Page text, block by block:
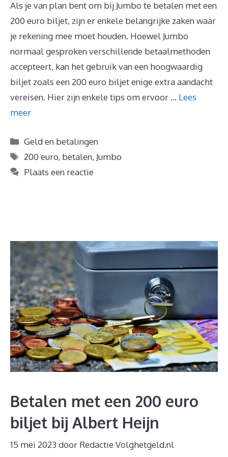
Als je van plan bent om bij Jumbo te betalen met een
200 euro biljet, zijn er enkele belangrijke zaken waar
je rekening mee moet houden. Hoewel Jumbo
normaal gesproken verschillende betaalmethoden
accepteert, kan het gebruik van een hoogwaardig
biljet zoals een 200 euro biljet enige extra aandacht
vereisen. Hier zijn enkele tips om ervoor … Lees
meer
Categorieën
Geld en betalingen
Tags
200 euro, betalen, Jumbo
Plaats een reactie
Betalen met een 200 euro
biljet bij Albert Heijn
15 mei 2023 door Redactie Volghetgeld.nl